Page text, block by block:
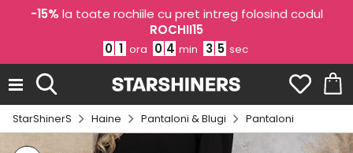
-15% la toate rochiile cu pret intreg folosind codul
ROCHII15
0 1 ora 0 4 min 3 4 sec
StarShinerS Haine Pantaloni & Blugi Pantaloni